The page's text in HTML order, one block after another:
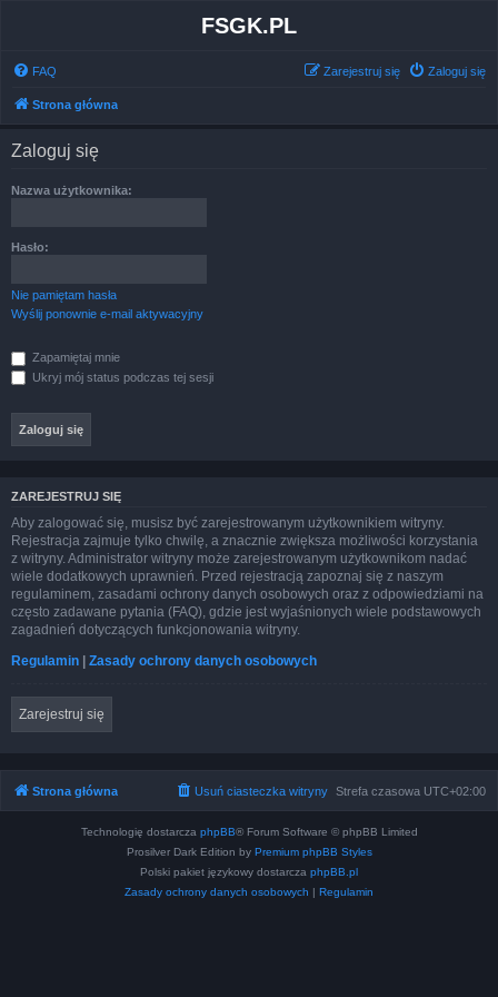
FSGK.PL
FAQ Zaloguj się
Zarejestruj się
Strona główna
Zaloguj się
Nazwa użytkownika:
Hasło:
Nie pamiętam hasła
Wyślij ponownie e-mail aktywacyjny
Zapamiętaj mnie
Ukryj mój status podczas tej sesji
ZAREJESTRUJ SIĘ
Aby zalogować się, musisz być zarejestrowanym użytkownikiem witryny.
Rejestracja zajmuje tylko chwilę, a znacznie zwiększa możliwości korzystania
z witryny. Administrator witryny może zarejestrowanym użytkownikom nadać
wiele dodatkowych uprawnień. Przed rejestracją zapoznaj się z naszym
regulaminem, zasadami ochrony danych osobowych oraz z odpowiedziami na
często zadawane pytania (FAQ), gdzie jest wyjaśnionych wiele podstawowych
zagadnień dotyczących funkcjonowania witryny.
Regulamin | Zasady ochrony danych osobowych
Zarejestruj się
Strona główna Strefa czasowa UTC+02:00
Usuń ciasteczka witryny
Technologię dostarcza phpBB® Forum Software © phpBB Limited
Prosilver Dark Edition by Premium phpBB Styles
Polski pakiet językowy dostarcza phpBB.pl
Zasady ochrony danych osobowych | Regulamin